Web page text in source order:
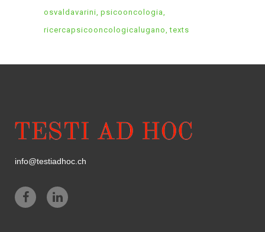
osvaldavarini psicooncologia
ricercapsicooncologicalugano texts
info@testiadhoc.ch